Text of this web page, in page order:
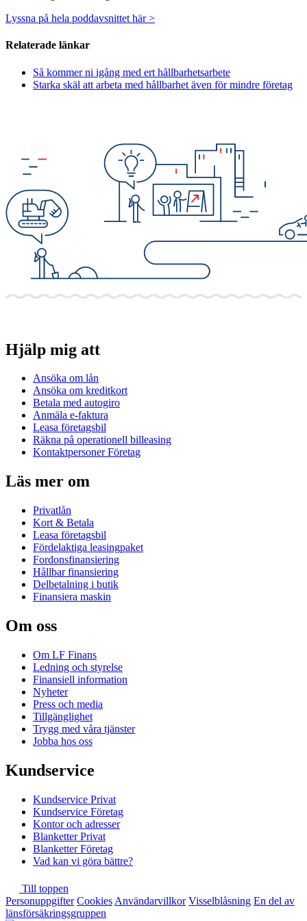
Lyssna på hela poddavsnittet här >
Relaterade länkar
Så kommer ni igång med ert hållbarhetsarbete
Starka skäl att arbeta med hållbarhet även för mindre företag
Hjälp mig att
Ansöka om lån
Ansöka om kreditkort
Betala med autogiro
Anmäla e-faktura
Leasa företagsbil
Räkna på operationell billeasing
Kontaktpersoner Företag
Läs mer om
Privatlån
Kort & Betala
Leasa företagsbil
Fördelaktiga leasingpaket
Fordonsfinansiering
Hållbar finansiering
Delbetalning i butik
Finansiera maskin
Om oss
Om LF Finans
Ledning och styrelse
Finansiell information
Nyheter
Press och media
Tillgänglighet
Trygg med våra tjänster
Jobba hos oss
Kundservice
Kundservice Privat
Kundservice Företag
Kontor och adresser
Blanketter Privat
Blanketter Företag
Vad kan vi göra bättre?
Till toppen
Personuppgifter Cookies Användarvillkor Visselblåsning En del av
länsförsäkringsgruppen